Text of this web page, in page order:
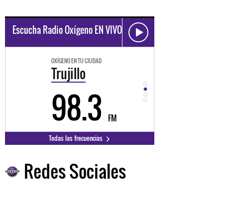
Escucha Radio Oxígeno EN VIVO
OXÍGENO EN TU CIUDAD
98.3 FM 94.3
Todas las frecuencias
Redes Sociales